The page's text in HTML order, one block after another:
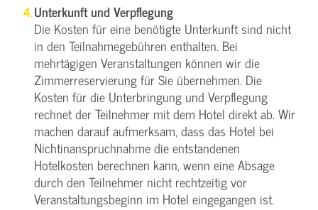
Unterkunft und Verpflegung
Die Kosten für eine benötigte Unterkunft sind nicht
in den Teilnahmegebühren enthalten. Bei
mehrtägigen Veranstaltungen können wir die
Zimmerreservierung für Sie übernehmen. Die
Kosten für die Unterbringung und Verpflegung
rechnet der Teilnehmer mit dem Hotel direkt ab. Wir
machen darauf aufmerksam, dass das Hotel bei
Nichtinanspruchnahme die entstandenen
Hotelkosten berechnen kann, wenn eine Absage
durch den Teilnehmer nicht rechtzeitig vor
Veranstaltungsbeginn im Hotel eingegangen ist.